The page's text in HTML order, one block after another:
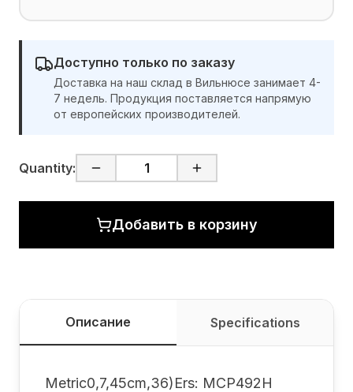
Доступно только по заказу
Доставка на наш склад в Вильнюсе занимает 4-
7 недель. Продукция поставляется напрямую
от европейских производителей.
Quantity:
Добавить в корзину
Описание Specifications
Metric0,7,45cm,36)Ers: MCP492H